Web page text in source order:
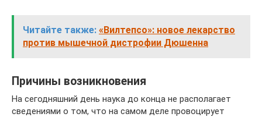
Читайте также: «Вилтепсо»: новое лекарство
против мышечной дистрофии Дюшенна
Причины возникновения
На сегодняшний день наука до конца не располагает
сведениями о том, что на самом деле провоцирует